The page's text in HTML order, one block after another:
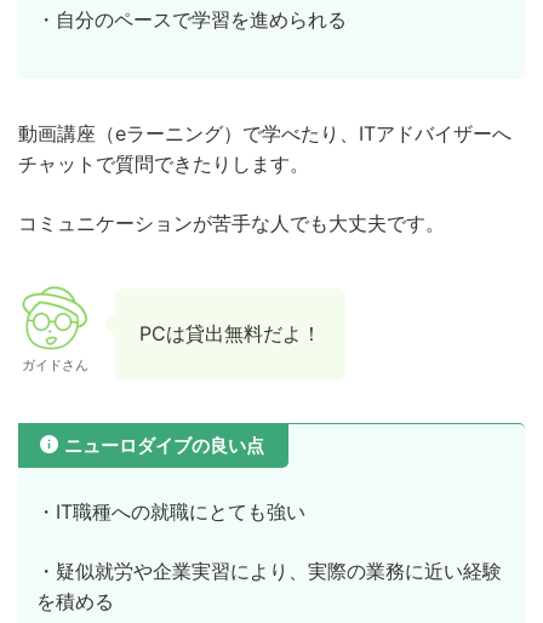
・自分のペースで学習を進められる
動画講座（eラーニング）で学べたり、ITアドバイザーへ
チャットで質問できたりします。
コミュニケーションが苦手な人でも大丈夫です。
ガイドさん
PCは貸出無料だよ！
ニューロダイブの良い点
・IT職種への就職にとても強い
・疑似就労や企業実習により、実際の業務に近い経験
を積める